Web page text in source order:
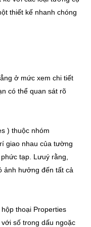
thiết kế nhanh chóng
ở mức xem chi tiết
có thể quan sát rõ
) thuộc nhóm
giao nhau của tường
tạp. Lưuý rằng,
ảnh hưởng đến tất cả
thoại Properties
số trong dấu ngoặc